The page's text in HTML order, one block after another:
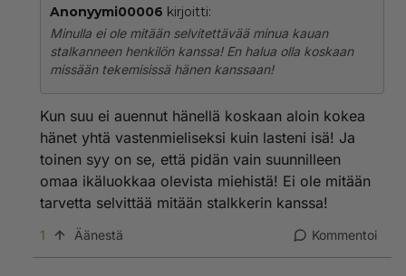
Anonyymi00006 kirjoitti:
Minulla ei ole mitään selvitettävää minua kauan
stalkanneen henkilön kanssa! En halua olla koskaan
missään tekemisissä hänen kanssaan!
Kun suu ei auennut hänellä koskaan aloin kokea
hänet yhtä vastenmieliseksi kuin lasteni isä! Ja
toinen syy on se, että pidän vain suunnilleen
omaa ikäluokkaa olevista miehistä! Ei ole mitään
tarvetta selvittää mitään stalkkerin kanssa!
1 Äänestä Kommentoi